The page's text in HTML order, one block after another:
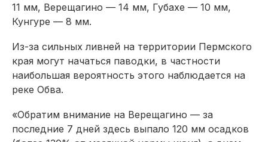
11 мм, Верещагино — 14 мм, Губахе — 10 мм,
Кунгуре — 8 мм.
Из-за сильных ливней на территории Пермского
края могут начаться паводки, в частности
наибольшая вероятность этого наблюдается на
реке Обва.
«Обратим внимание на Верещагино — за
последние 7 дней здесь выпало 120 мм осадков